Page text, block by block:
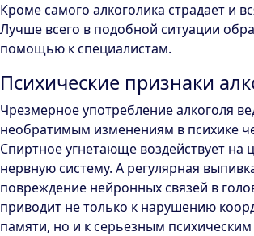
Кроме самого алкоголика страдает и
Лучше всего в подобной ситуации
помощью к специалистам.
Психические признаки
Чрезмерное употребление алкоголя
необратимым изменениям в психике
Спиртное угнетающе воздействует на
нервную систему. А регулярная
повреждение нейронных связей в
приводит не только к нарушению
памяти, но и к серьезным